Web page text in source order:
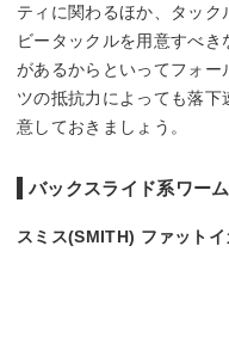
ティに関わるほか、タッ
ビータックルを用意すべ
があるからといってフォー
ツの抵抗力によっても落
意しておきましょう。
バックスライド系ワー
スミス(SMITH) ファットイ